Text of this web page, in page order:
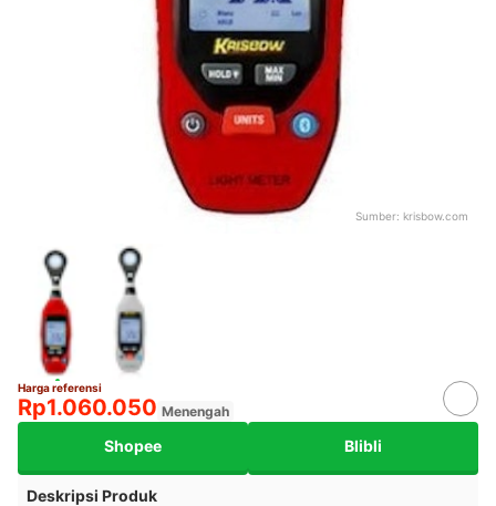
Sumber: krisbow.com
Harga referensi
Rp1.060.050 Menengah
Shopee Blibli
Deskripsi Produk